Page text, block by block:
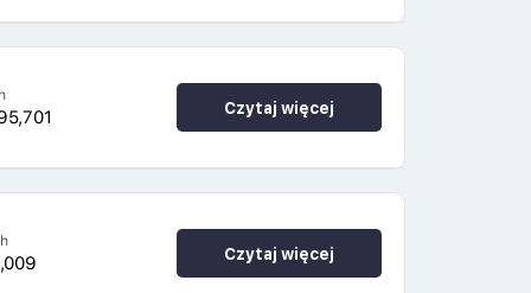
Czytaj więcej
Czytaj więcej